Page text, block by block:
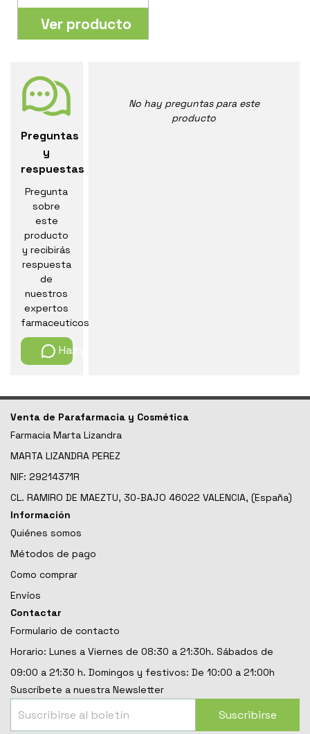
Ver producto
Preguntas
y
respuestas
Pregunta
sobre
este
producto
y recibirás
respuesta
de
nuestros
expertos
farmaceuticos
Haz una pregunta
No hay preguntas para este
producto
Venta de Parafarmacia y Cosmética
Farmacia Marta Lizandra
MARTA LIZANDRA PEREZ
NIF: 29214371R
CL. RAMIRO DE MAEZTU, 30-BAJO 46022 VALENCIA, (España)
Información
Quiénes somos
Métodos de pago
Como comprar
Envíos
Contactar
Formulario de contacto
Horario: Lunes a Viernes de 08:30 a 21:30h. Sábados de
09:00 a 21:30 h. Domingos y festivos: De 10:00 a 21:00h
Suscríbete a nuestra Newsletter
Suscribirse